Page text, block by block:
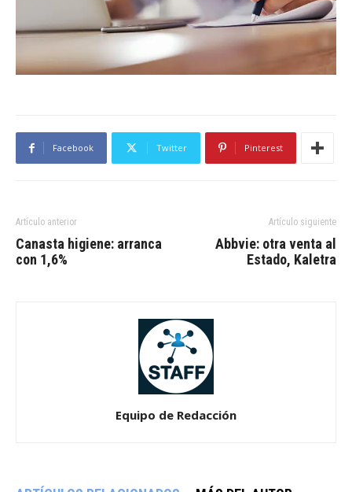
Facebook Twitter Pinterest
Artículo anterior
Canasta higiene: arranca
con 1,6%
Artículo siguiente
Abbvie: otra venta al
Estado, Kaletra
Equipo de Redacción